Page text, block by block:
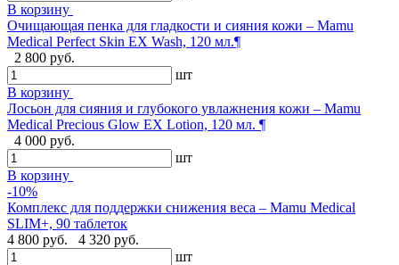
В корзину
Очищающая пенка для гладкости и сияния кожи – Mamu
Medical Perfect Skin EX Wash, 120 мл.¶
2 800 руб.
шт
В корзину
Лосьон для сияния и глубокого увлажнения кожи – Mamu
Medical Precious Glow EX Lotion, 120 мл. ¶
4 000 руб.
шт
В корзину
-10%
Комплекс для поддержки снижения веса – Mamu Medical
SLIM+, 90 таблеток
4 800 руб.
4 320 руб.
шт